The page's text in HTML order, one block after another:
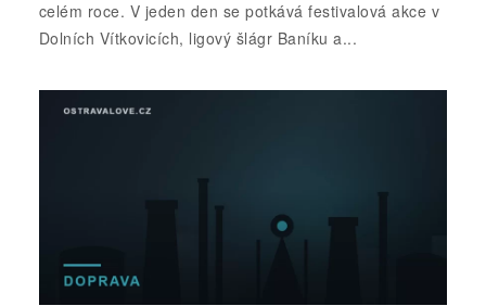
celém roce. V jeden den se potkává festivalová akce v
Dolních Vítkovicích, ligový šlágr Baníku a...